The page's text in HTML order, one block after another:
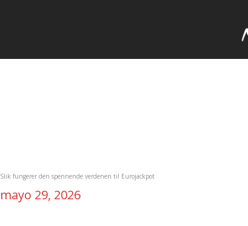
Slik fungerer den spennende verdenen til Eurojackpot
mayo 29, 2026